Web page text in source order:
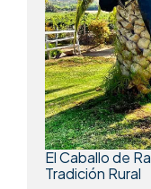
El Caballo de
Tradición Rural